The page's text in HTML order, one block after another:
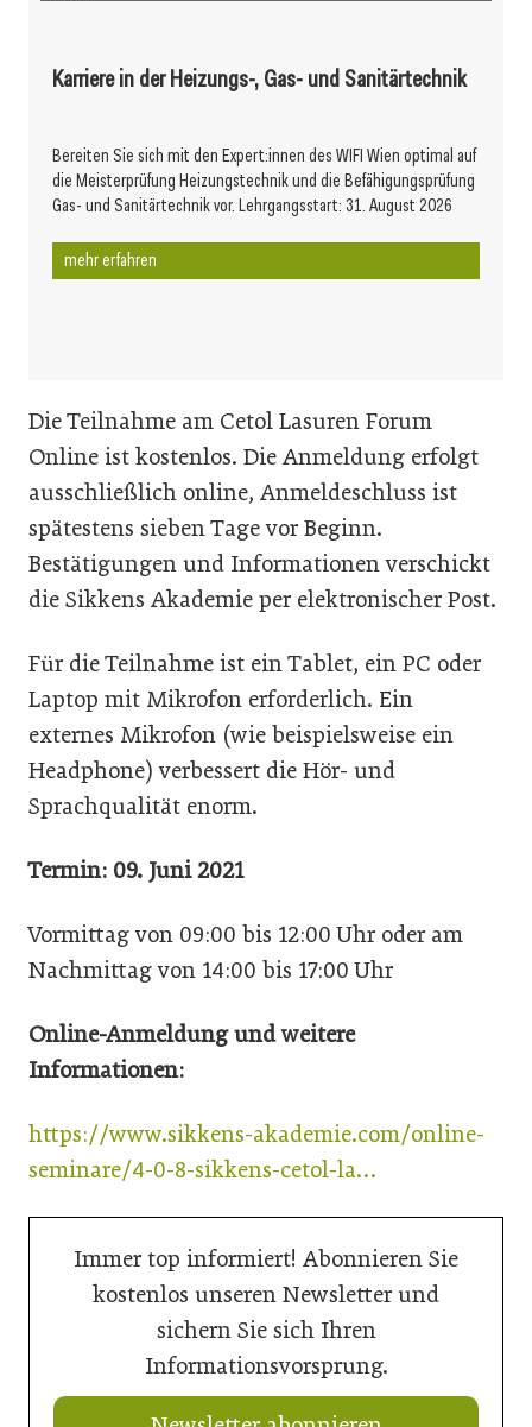
Karriere in der Heizungs-, Gas- und Sanitärtechnik
Bereiten Sie sich mit den Expert:innen des WIFI Wien optimal auf
die Meisterprüfung Heizungstechnik und die Befähigungsprüfung
Gas- und Sanitärtechnik vor. Lehrgangsstart: 31. August 2026
mehr erfahren
Die Teilnahme am Cetol Lasuren Forum
Online ist kostenlos. Die Anmeldung erfolgt
ausschließlich online, Anmeldeschluss ist
spätestens sieben Tage vor Beginn.
Bestätigungen und Informationen verschickt
die Sikkens Akademie per elektronischer Post.
Für die Teilnahme ist ein Tablet, ein PC oder
Laptop mit Mikrofon erforderlich. Ein
externes Mikrofon (wie beispielsweise ein
Headphone) verbessert die Hör- und
Sprachqualität enorm.
Termin: 09. Juni 2021
Vormittag von 09:00 bis 12:00 Uhr oder am
Nachmittag von 14:00 bis 17:00 Uhr
Online-Anmeldung und weitere
Informationen:
https://www.sikkens-akademie.com/online-
seminare/4-0-8-sikkens-cetol-la…
Immer top informiert! Abonnieren Sie
kostenlos unseren Newsletter und
sichern Sie sich Ihren
Informationsvorsprung.